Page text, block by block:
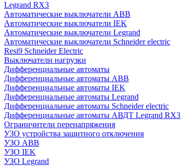
Legrand RX3
Автоматические выключатели ABB
Автоматические выключатели IEK
Автоматические выключатели Legrand
Автоматические выключатели Schneider electric
Resi9 Schneider Electric
Выключатели нагрузки
Дифференциальные автоматы
Дифференциальные автоматы ABB
Дифференциальные автоматы IEK
Дифференциальные автоматы Legrand
Дифференциальные автоматы Schneider electric
Дифференциальные автоматы АВДТ Legrand RX3
Ограничители перенапряжения
УЗО устройства защитного отключения
УЗО ABB
УЗО IEK
УЗО Legrand